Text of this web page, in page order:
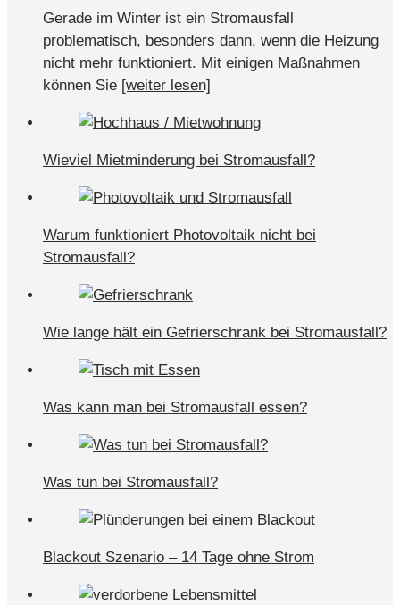
Gerade im Winter ist ein Stromausfall
problematisch, besonders dann, wenn die Heizung
nicht mehr funktioniert. Mit einigen Maßnahmen
können Sie [weiter lesen]
Wieviel Mietminderung bei Stromausfall?
Warum funktioniert Photovoltaik nicht bei
Stromausfall?
Wie lange hält ein Gefrierschrank bei Stromausfall?
Was kann man bei Stromausfall essen?
Was tun bei Stromausfall?
Blackout Szenario – 14 Tage ohne Strom